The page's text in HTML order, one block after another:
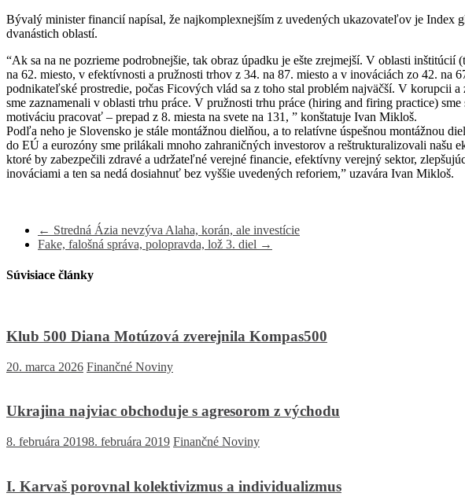
Bývalý minister financií napísal, že najkomplexnejším z uvedených ukazovateľov je
dvanástich oblastí.
“Ak sa na ne pozrieme podrobnejšie, tak obraz úpadku je ešte zrejmejší. V oblasti
na 62. miesto, v efektívnosti a pružnosti trhov z 34. na 87. miesto a v inováciách zo 42.
podnikateľské prostredie, počas Ficových vlád sa z toho stal problém najväčší. V korupcii
sme zaznamenali v oblasti trhu práce. V pružnosti trhu práce (hiring and firing practice)
motiváciu pracovať – prepad z 8. miesta na svete na 131, ” konštatuje Ivan Mikloš.
Podľa neho je Slovensko je stále montážnou dielňou, a to relatívne úspešnou montážnou
do EÚ a eurozóny sme prilákali mnoho zahraničných investorov a reštrukturalizovali našu
ktoré by zabezpečili zdravé a udržateľné verejné financie, efektívny verejný sektor,
inováciami a ten sa nedá dosiahnuť bez vyššie uvedených reforiem,” uzavára Ivan Mikloš.
← Stredná Ázia nevzýva Alaha, korán, ale investície
Fake, falošná správa, polopravda, lož 3. diel →
Súvisiace články
Klub 500 Diana Motúzová zverejnila Kompas500
20. marca 2026 Finančné Noviny
Ukrajina najviac obchoduje s agresorom z východu
8. februára 20198. februára 2019 Finančné Noviny
I. Karvaš porovnal kolektivizmus a individualizmus